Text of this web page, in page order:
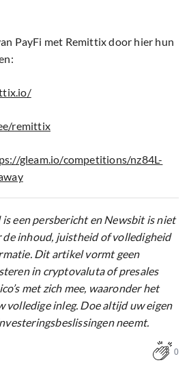
PayFi met Remittix door hier hun
remittix
gleam.io/competitions/nz84L-
een persbericht en Newsbit is niet
inhoud, juistheid of volledigheid
Dit artikel vormt geen
in cryptovaluta of presales
met zich mee, waaronder het
volledige inleg. Doe altijd uw eigen
neemt.
0